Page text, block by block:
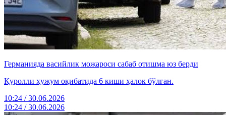
Германияда васийлик можароси сабаб отишма юз берди
Қуролли ҳужум оқибатида 6 киши ҳалок бўлган.
10:24 / 30.06.2026
10:24 / 30.06.2026